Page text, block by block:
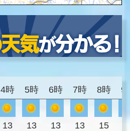
4時 5時 6時 7時 8時 9
13 13 13 13 15